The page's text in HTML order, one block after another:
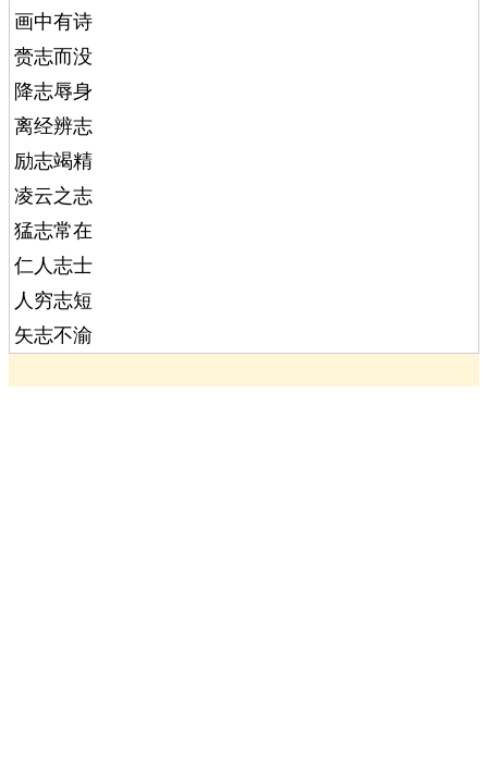
画中有诗
赍志而没
降志辱身
离经辨志
励志竭精
凌云之志
猛志常在
仁人志士
人穷志短
矢志不渝